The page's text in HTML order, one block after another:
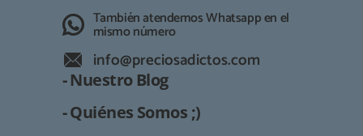
También atendemos Whatsapp en el
mismo número
info@preciosadictos.com
- Nuestro Blog
- Quiénes Somos ;)